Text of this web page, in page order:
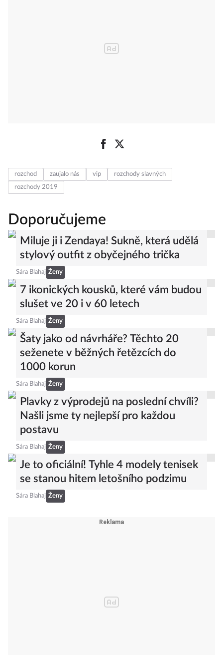
rozchod zaujalo nás vip
rozchody slavných
rozchody 2019
Doporučujeme
Miluje ji i Zendaya! Sukně, která udělá
stylový outfit z obyčejného trička
Sára Blahaj Ženy
7 ikonických kousků, které vám budou
slušet ve 20 i v 60 letech
Sára Blahaj Ženy
Šaty jako od návrháře? Těchto 20
seženete v běžných řetězcích do
1000 korun
Sára Blahaj Ženy
Plavky z výprodejů na poslední chvíli?
Našli jsme ty nejlepší pro každou
postavu
Sára Blahaj Ženy
Je to oficiální! Tyhle 4 modely tenisek
se stanou hitem letošního podzimu
Sára Blahaj Ženy